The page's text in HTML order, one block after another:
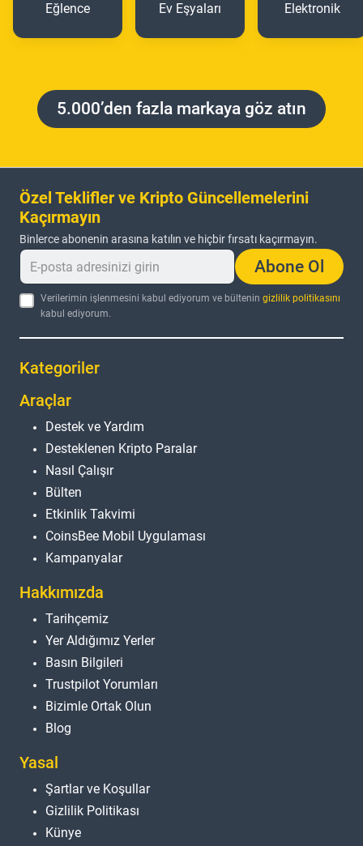
Eğlence Ev Eşyaları Elektronik
5.000’den fazla markaya göz atın
Özel Teklifler ve Kripto Güncellemelerini
Kaçırmayın
Binlerce abonenin arasına katılın ve hiçbir fırsatı kaçırmayın.
Abone Ol
Verilerimin işlenmesini kabul ediyorum ve bülteningizlilik politikasını
kabul ediyorum.
Kategoriler
Araçlar
Destek ve Yardım
Desteklenen Kripto Paralar
Nasıl Çalışır
Bülten
Etkinlik Takvimi
CoinsBee Mobil Uygulaması
Kampanyalar
Hakkımızda
Tarihçemiz
Yer Aldığımız Yerler
Basın Bilgileri
Trustpilot Yorumları
Bizimle Ortak Olun
Blog
Yasal
Şartlar ve Koşullar
Gizlilik Politikası
Künye